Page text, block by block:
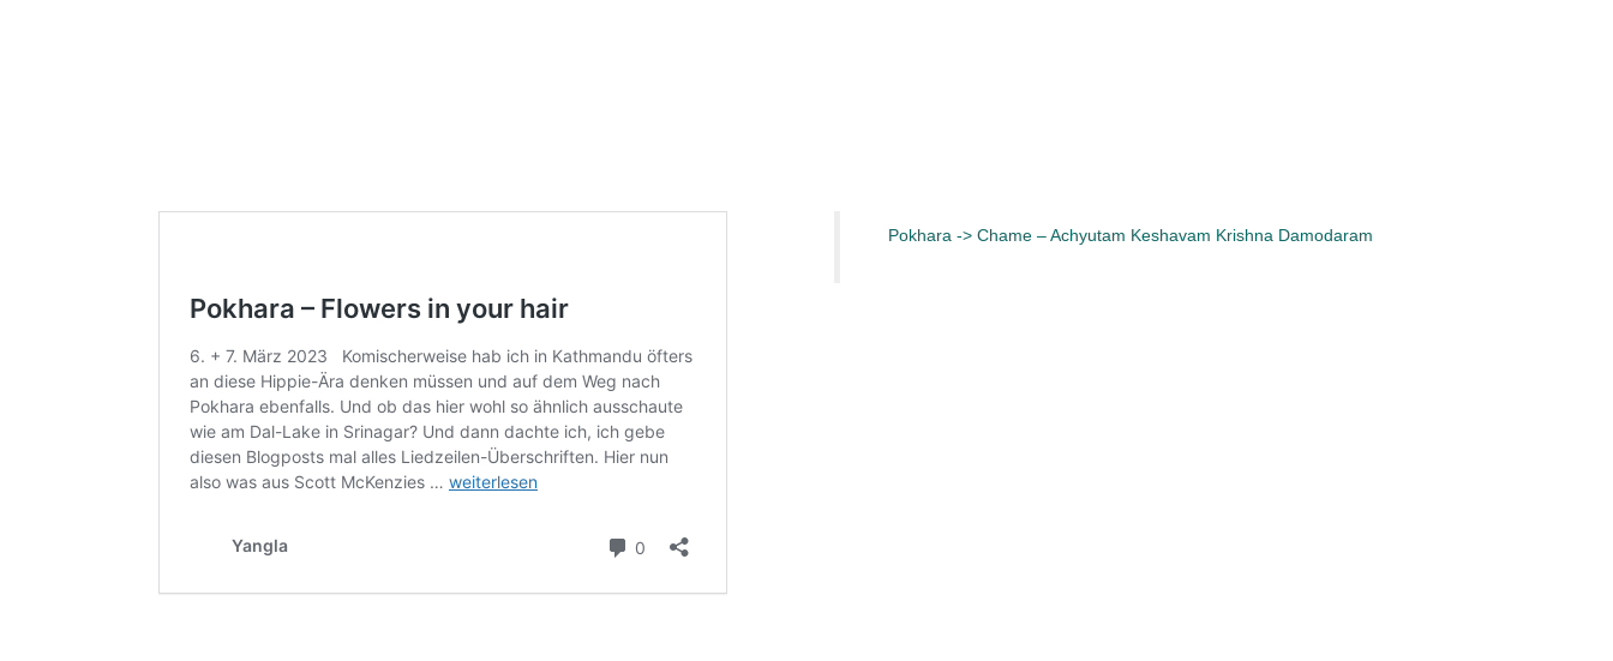
Pokhara -> Chame – Achyutam Keshavam Krishna Damodaram